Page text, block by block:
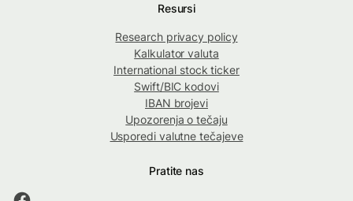
Resursi
Research privacy policy
Kalkulator valuta
International stock ticker
Swift/BIC kodovi
IBAN brojevi
Upozorenja o tečaju
Usporedi valutne tečajeve
Pratite nas